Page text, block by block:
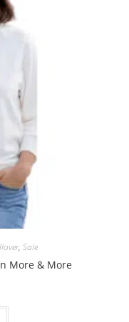
, Sale
More & More